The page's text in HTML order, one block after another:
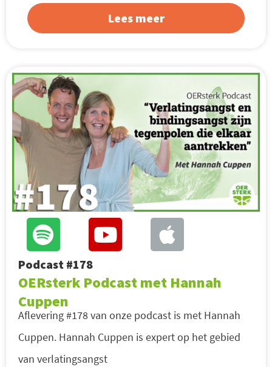
Lees meer
Podcast #178
OERsterk Podcast met Hannah
Cuppen
Aflevering #178 van onze podcast is met Hannah
Cuppen. Hannah Cuppen is expert op het gebied
van verlatingsangst